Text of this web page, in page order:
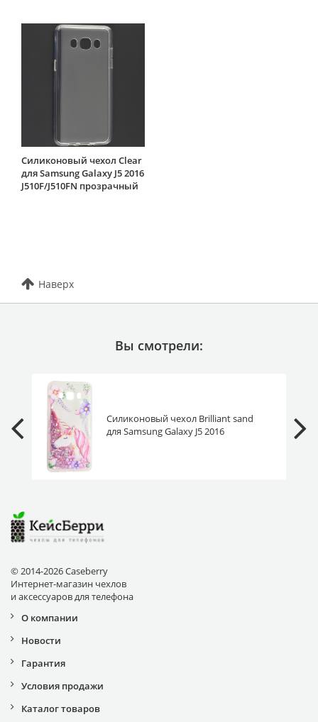
Силиконовый чехол Clear
для Samsung Galaxy J5 2016
J510F/J510FN прозрачный
Наверх
Вы смотрели:
Силиконовый чехол Brilliant sand
для Samsung Galaxy J5 2016
© 2014-2026 Caseberry
Интернет-магазин чехлов
и аксессуаров для телефона
О компании
Новости
Гарантия
Условия продажи
Каталог товаров